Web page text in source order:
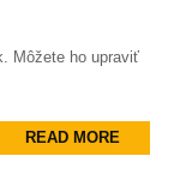
Môžete ho upraviť
READ MORE